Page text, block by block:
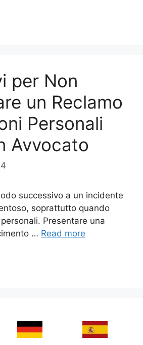
per Non
un Reclamo
Personali
Avvocato
successivo a un incidente
soprattutto quando
Presentare una
… Read more